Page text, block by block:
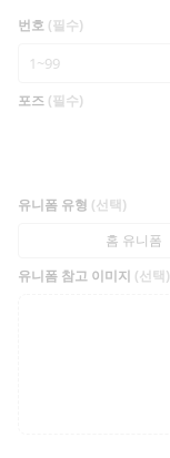
번호 (필수)
포즈 (필수)
유니폼 유형 (선택)
홈 유니폼
유니폼 참고 이미지 (선택)